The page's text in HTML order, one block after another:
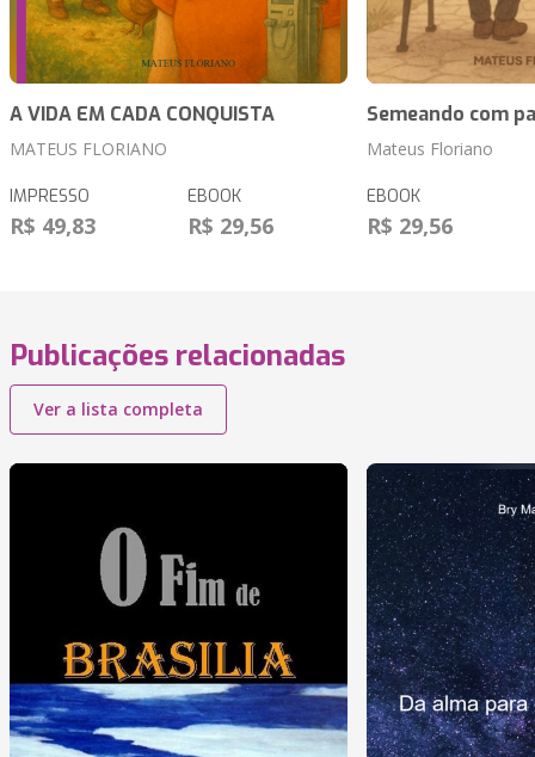
A VIDA EM CADA CONQUISTA
MATEUS FLORIANO
IMPRESSO
R$ 49,83
EBOOK
R$ 29,56
Semeando com
Mateus Floriano
EBOOK
R$ 29,56
Publicações relacionadas
Ver a lista completa